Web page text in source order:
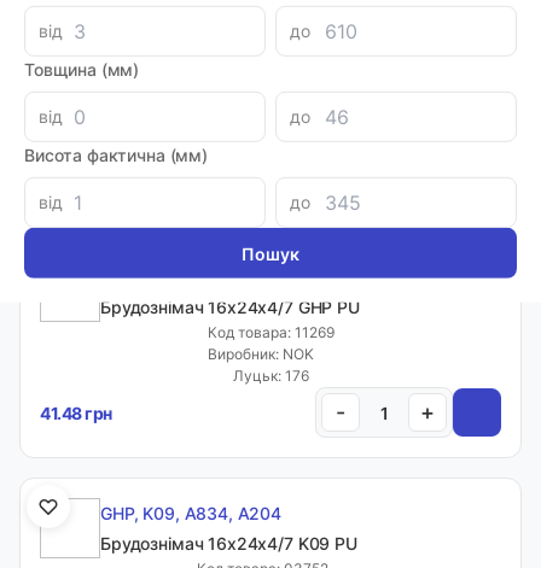
від
до
Товщина (мм)
від
до
Висота фактична (мм)
від до
Брудознімач 14х22х4/7 K09 NBR
Артикул: K09-014 NBR
Виробник: KASTAS
Луцьк: 4
GHP, K09, A834, A204
Брудознімач 16х24х4/7 GHP PU
Код товара: 11269
Виробник: NOK
Луцьк: 176
41.48 грн - +
GHP, K09, A834, A204
Брудознімач 16х24х4/7 K09 PU